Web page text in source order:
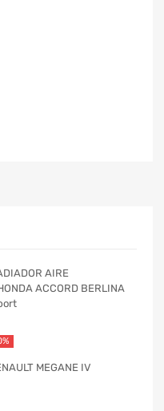
AIRE
ACCORD BERLINA
MEGANE IV